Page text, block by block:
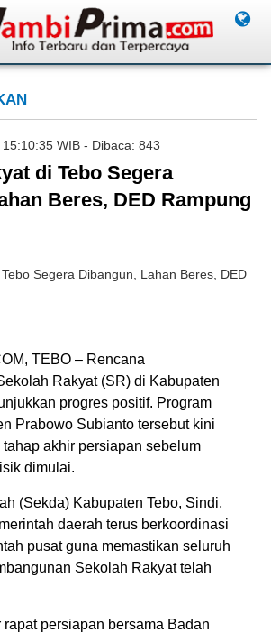
WIB - Dibaca: 843
di Tebo Segera
Beres, DED Rampung
TEBO – Rencana
Rakyat (SR) di Kabupaten
progres positif. Program
Prabowo Subianto tersebut kini
akhir persiapan sebelum
dimulai.
(Sekda) Kabupaten Tebo, Sindi,
daerah terus berkoordinasi
pusat guna memastikan seluruh
Sekolah Rakyat telah
persiapan bersama Badan